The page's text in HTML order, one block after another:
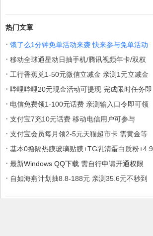
热门文章
· 饿了么1分钟免单活动来袭 快来参与免单活动
· 移动全球通星动日抽手机/腾讯视频年卡/双权
· 工行香蕉兑1-50元微信立减金 亲测1元立减金
· 哔哩哔哩20元现金活动可提现 完成限时任务即
· 电信免费领1-100元话费 亲测输入口令即可领
· 支付宝7充10元话费 移动电信用户可参与
· 支付宝会员每月领2-5元天猫超市卡 需黄金等
· 基本0撸隔热膜玻璃贴膜+TG乳清蛋白质粉+4.9
· 最新Windows QQ下载 需自行申请开通权限
· 自如海燕计划抽8.8-188元 亲测35.6元不秒到